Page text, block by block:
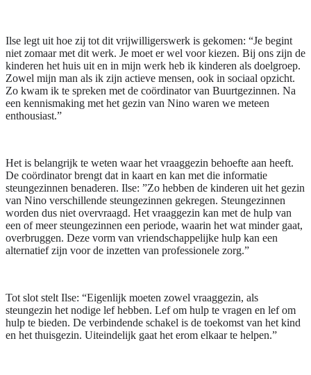
Ilse legt uit hoe zij tot dit vrijwilligerswerk is gekomen: “Je begint
niet zomaar met dit werk. Je moet er wel voor kiezen. Bij ons zijn de
kinderen het huis uit en in mijn werk heb ik kinderen als doelgroep.
Zowel mijn man als ik zijn actieve mensen, ook in sociaal opzicht.
Zo kwam ik te spreken met de coördinator van Buurtgezinnen. Na
een kennismaking met het gezin van Nino waren we meteen
enthousiast.”
Het is belangrijk te weten waar het vraaggezin behoefte aan heeft.
De coördinator brengt dat in kaart en kan met die informatie
steungezinnen benaderen. Ilse: ”Zo hebben de kinderen uit het gezin
van Nino verschillende steungezinnen gekregen. Steungezinnen
worden dus niet overvraagd. Het vraaggezin kan met de hulp van
een of meer steungezinnen een periode, waarin het wat minder gaat,
overbruggen. Deze vorm van vriendschappelijke hulp kan een
alternatief zijn voor de inzetten van professionele zorg.”
Tot slot stelt Ilse: “Eigenlijk moeten zowel vraaggezin, als
steungezin het nodige lef hebben. Lef om hulp te vragen en lef om
hulp te bieden. De verbindende schakel is de toekomst van het kind
en het thuisgezin. Uiteindelijk gaat het erom elkaar te helpen.”